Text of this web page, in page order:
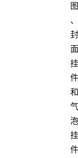
图
、
封
面
挂
件
和
气
泡
挂
件